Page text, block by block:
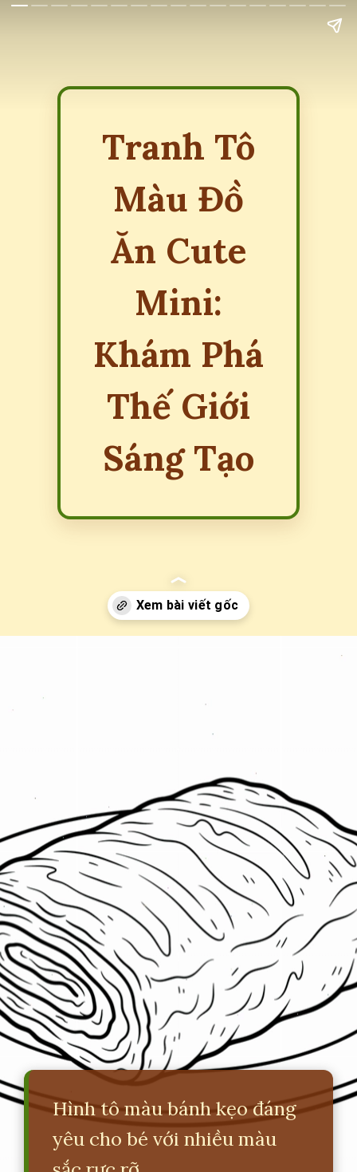
Tranh Tô
Màu Đồ
Ăn Cute
Mini:
Khám Phá
Thế Giới
Sáng Tạo
Hình tô màu bánh kẹo đáng
yêu cho bé với nhiều màu